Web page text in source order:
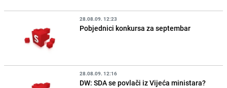
28.08.09. 12:23
Pobjednici konkursa za septembar
28.08.09. 12:16
DW: SDA se povlači iz Vijeća ministara?